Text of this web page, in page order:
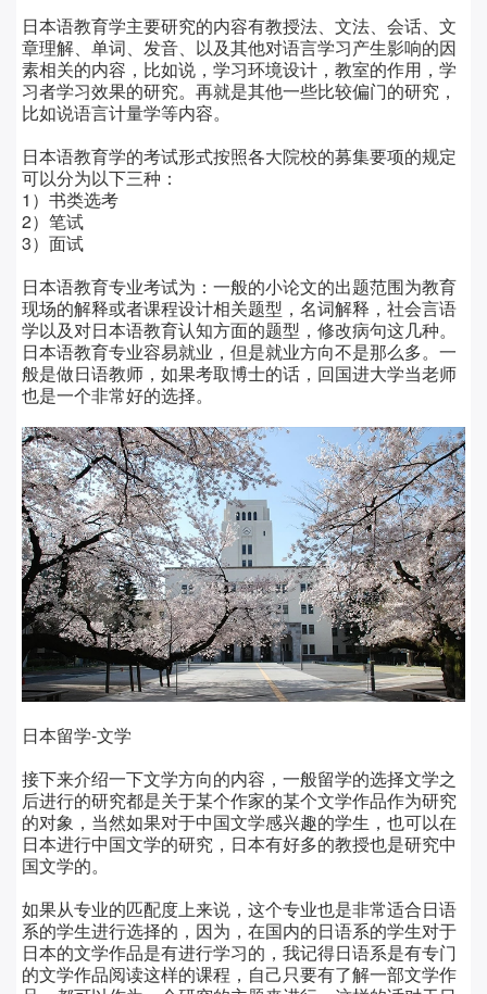
日本语教育学主要研究的内容有教授法、文法、会话、文
章理解、单词、发音、以及其他对语言学习产生影响的因
素相关的内容，比如说，学习环境设计，教室的作用，学
习者学习效果的研究。再就是其他一些比较偏门的研究，
比如说语言计量学等内容。
日本语教育学的考试形式按照各大院校的募集要项的规定
可以分为以下三种：
1 ）书类选考
2）笔试
3）面试
日本语教育专业考试为：一般的小论文的出题范围为教育
现场的解释或者课程设计相关题型，名词解释，社会言语
学以及对日本语教育认知方面的题型，修改病句这几种。
日本语教育专业容易就业，但是就业方向不是那么多。一
般是做日语教师，如果考取博士的话，回国进大学当老师
也是一个非常好的选择。
日本留学-文学
接下来介绍一下文学方向的内容，一般留学的选择文学之
后进行的研究都是关于某个作家的某个文学作品作为研究
的对象，当然如果对于中国文学感兴趣的学生，也可以在
日本进行中国文学的研究，日本有好多的教授也是研究中
国文学的。
如果从专业的匹配度上来说，这个专业也是非常适合日语
系的学生进行选择的，因为，在国内的日语系的学生对于
日本的文学作品是有进行学习的，我记得日语系是有专门
的文学作品阅读这样的课程，自己只要有了解一部文学作